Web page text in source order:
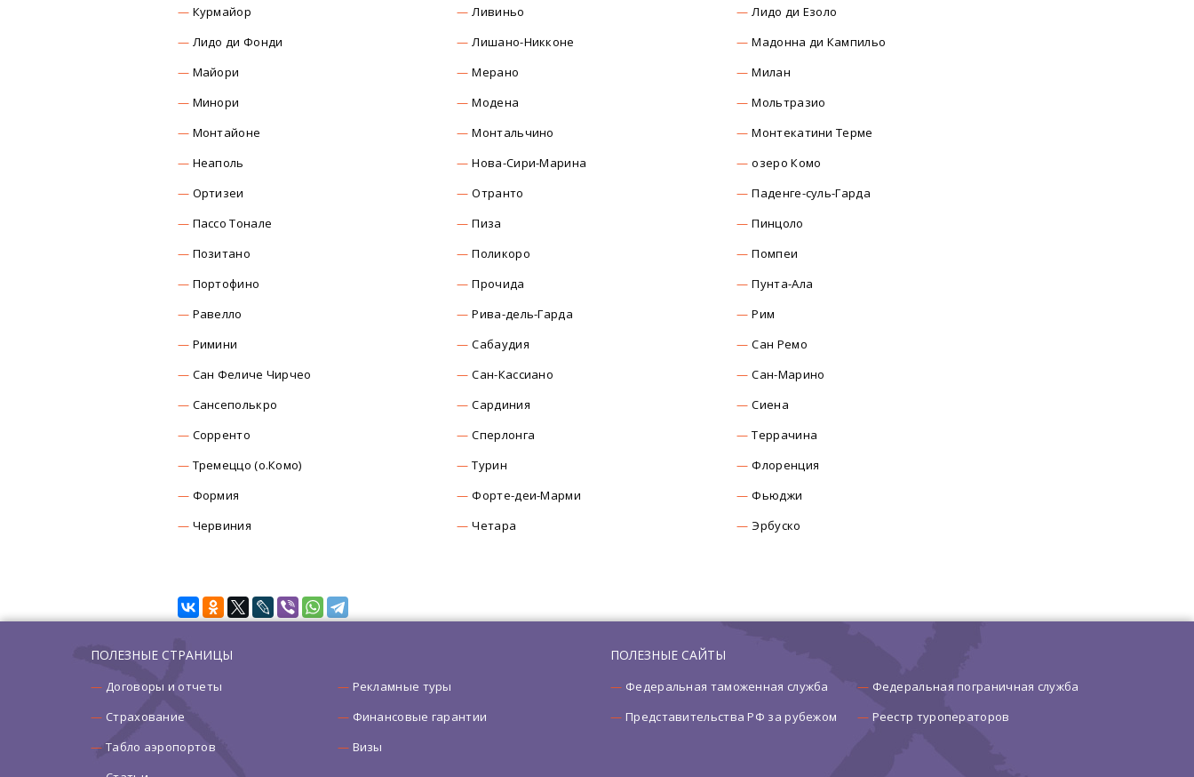
Курмайор
Ливиньо
Лидо ди Езоло
Лидо ди Фонди
Лишано-Никконе
Мадонна ди Кампильо
Майори
Мерано
Милан
Минори
Модена
Мольтразио
Монтайоне
Монтальчино
Монтекатини Терме
Неаполь
Нова-Сири-Марина
озеро Комо
Ортизеи
Отранто
Паденге-суль-Гарда
Пассо Тонале
Пиза
Пинцоло
Позитано
Поликоро
Помпеи
Портофино
Прочида
Пунта-Ала
Равелло
Рива-дель-Гарда
Рим
Римини
Сабаудия
Сан Ремо
Сан Феличе Чирчео
Сан-Кассиано
Сан-Марино
Сансеполькро
Сардиния
Сиена
Сорренто
Сперлонга
Террачина
Тремеццо (о.Комо)
Турин
Флоренция
Формия
Форте-деи-Марми
Фьюджи
Червиния
Четара Эрбуско
ПОЛЕЗНЫЕ СТРАНИЦЫ
Договоры и отчеты
Рекламные туры
Страхование
Финансовые гарантии
Табло аэропортов
Визы
ПОЛЕЗНЫЕ САЙТЫ
Федеральная таможенная служба
Федеральная пограничная служба
Представительства РФ за рубежом
Реестр туроператоров